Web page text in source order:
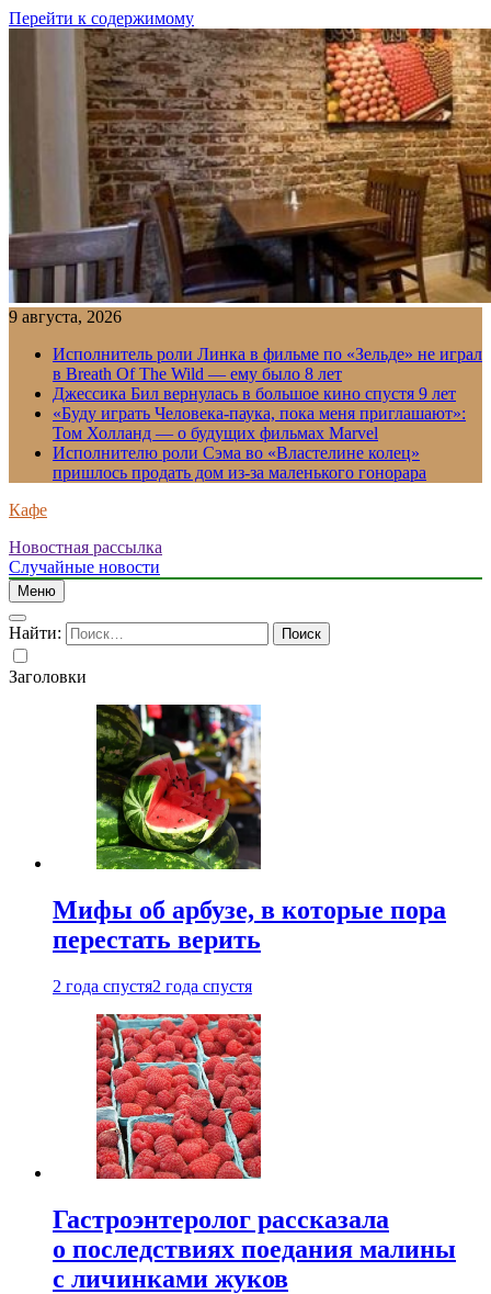
Перейти к содержимому
9 августа, 2026
Исполнитель роли Линка в фильме по «Зельде» не играл
в Breath Of The Wild — ему было 8 лет
Джессика Бил вернулась в большое кино спустя 9 лет
«Буду играть Человека-паука, пока меня приглашают»:
Том Холланд — о будущих фильмах Marvel
Исполнителю роли Сэма во «Властелине колец»
пришлось продать дом из-за маленького гонорара
Кафе
Новостная рассылка
Случайные новости
Меню
Найти:
Заголовки
Мифы об арбузе, в которые пора
перестать верить
2 года спустя2 года спустя
Гастроэнтеролог рассказала
о последствиях поедания малины
с личинками жуков